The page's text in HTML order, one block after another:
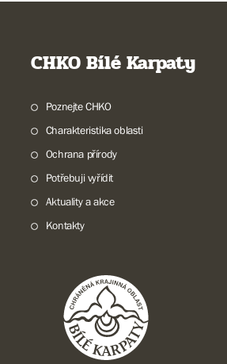
CHKO Bílé Karpaty
Poznejte CHKO
Charakteristika oblasti
Ochrana přírody
Potřebuji vyřídit
Aktuality a akce
Kontakty